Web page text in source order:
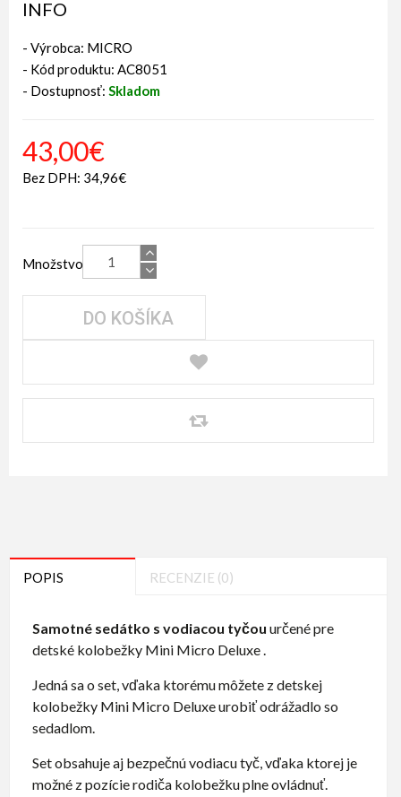
INFO
- Výrobca: MICRO
- Kód produktu: AC8051
- Dostupnosť: Skladom
43,00€
Bez DPH: 34,96€
Množstvo
DO KOŠÍKA
POPIS RECENZIE (0)
Samotné sedátko s vodiacou tyčou určené pre
detské kolobežky Mini Micro Deluxe .
Jedná sa o set, vďaka ktorému môžete z detskej
kolobežky Mini Micro Deluxe urobiť odrážadlo so
sedadlom.
Set obsahuje aj bezpečnú vodiacu tyč, vďaka ktorej je
možné z pozície rodiča kolobežku plne ovládnuť.